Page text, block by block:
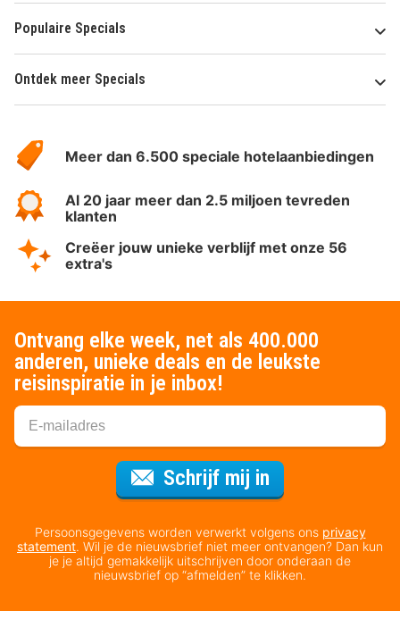
Populaire Specials
Ontdek meer Specials
HotelSpecials
Meer dan 6.500 speciale hotelaanbiedingen
Al 20 jaar meer dan 2.5 miljoen tevreden
klanten
Creëer jouw unieke verblijf met onze 56
extra's
Ontvang elke week, net als 400.000
anderen, unieke deals en de leukste
reisinspiratie in je inbox!
Schrijf mij in
Persoonsgegevens worden verwerkt volgens ons privacy
statement. Wil je de nieuwsbrief niet meer ontvangen? Dan kun
je je altijd gemakkelijk uitschrijven door onderaan de
nieuwsbrief op “afmelden” te klikken.